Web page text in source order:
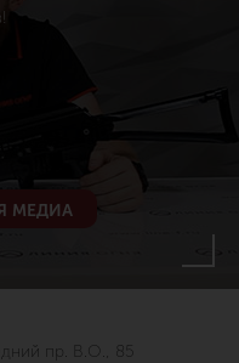
МЕДИА
пр. В.О., 85